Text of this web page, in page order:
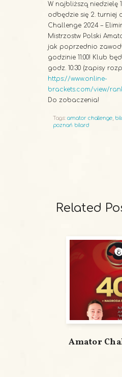
W najbliższą niedzielę
odbędzie się 2. turniej
Challenge 2024 –
Mistrzostw Polski
jak poprzednio
godzinie 11:00! Klub
godz. 10:30 (zapisy
https://www.online-
brackets.com/view/
Do zobaczenia!
Tags: amator challenge
poznań bilard
Related
Amator